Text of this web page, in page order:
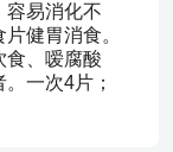
容易消化不
健胃消食。
食、嗳腐酸
一次4片；